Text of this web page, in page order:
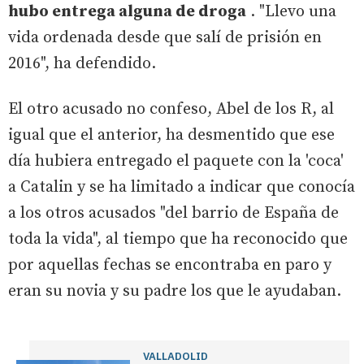
hubo entrega alguna de droga . "Llevo una
vida ordenada desde que salí de prisión en
2016", ha defendido.
El otro acusado no confeso, Abel de los R, al
igual que el anterior, ha desmentido que ese
día hubiera entregado el paquete con la 'coca'
a Catalin y se ha limitado a indicar que conocía
a los otros acusados "del barrio de España de
toda la vida", al tiempo que ha reconocido que
por aquellas fechas se encontraba en paro y
eran su novia y su padre los que le ayudaban.
VALLADOLID